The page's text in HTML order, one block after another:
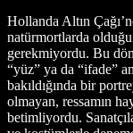
Hollanda Altın
natürmortlarda olduğu
gerekmiyordu. Bu
“yüz” ya da “ifade”
bakıldığında bir
olmayan, ressamın
betimliyordu.